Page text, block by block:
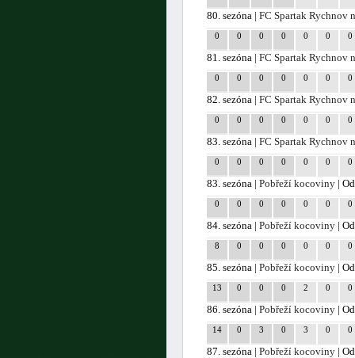
80. sezóna |FC Spartak Rychnov
0 0 0 0 0 0 0
81. sezóna |FC Spartak Rychnov
0 0 0 0 0 0 0
82. sezóna |FC Spartak Rychnov
0 0 0 0 0 0 0
83. sezóna |FC Spartak Rychnov
0 0 0 0 0 0 0
83. sezóna |Pobřeží kocoviny |
0 0 0 0 0 0 0
84. sezóna |Pobřeží kocoviny |
8 0 0 0 0 0 0
85. sezóna |Pobřeží kocoviny |
13 0 0 0 2 0 0
86. sezóna |Pobřeží kocoviny |
14 0 3 0 3 0 0
87. sezóna |Pobřeží kocoviny |